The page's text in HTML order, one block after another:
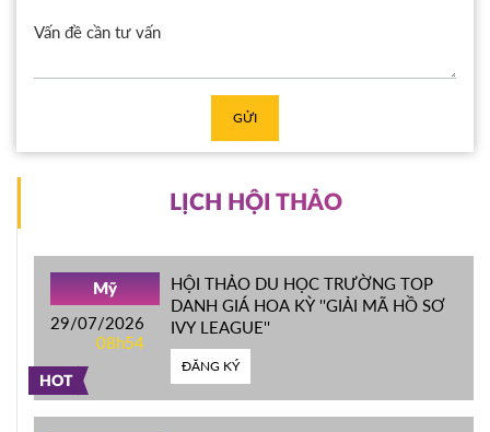
GỬI
LỊCH HỘI THẢO
HOT
Mỹ
29/07/2026
08h54
HỘI THẢO DU HỌC TRƯỜNG TOP
DANH GIÁ HOA KỲ ''GIẢI MÃ HỒ SƠ
IVY LEAGUE''
ĐĂNG KÝ